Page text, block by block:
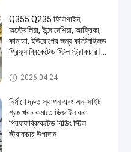
Q355 Q235 ফিলিপাইন,
অস্ট্রেলিয়া, ইন্দোনেশিয়া, আফ্রিকা,
কানাডা, ইউরোপের জন্য কাস্টমাইজড
প্রিফ্যাব্রিকেটেড স্টিল স্ট্রাকচার |
হেভি-ডিউটি এইচ-বিম সার্টিফিকেশন
সহ
ইস্পাত কাঠামো নির্মাণ
2026-04-24
নির্মাণে দ্রুত স্থাপন এবং অন-সাইট
শ্রম খরচ কমাতে ডিজাইন করা
প্রিফ্যাব্রিকেটেড বিল্ডিং স্টিল
স্ট্রাকচার উপাদান